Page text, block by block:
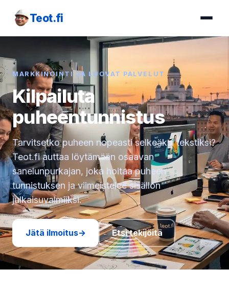
Teot.fi
MARKKINOINTI JA LUOVAT PALVELUT
Kilpailuta
puheentunnistus
Tarvitsetko puheen nopeasti selkeäksi tekstiksi?
Teot.fi auttaa löytämään osaavan
sanelunpurkajan, joka hoitaa puheen
tunnistuksen ja viimeistelee sisällön
julkaisuvalmiiksi.
Jätä ilmoitus→ Etsi tekijöitä